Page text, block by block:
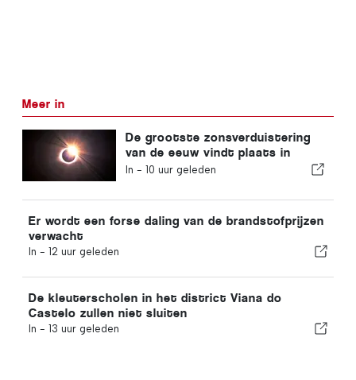
Meer in
De grootste zonsverduistering
van de eeuw vindt plaats in
Portugal
In - 10 uur geleden
Er wordt een forse daling van de brandstofprijzen
verwacht
In - 12 uur geleden
De kleuterscholen in het district Viana do
Castelo zullen niet sluiten
In - 13 uur geleden